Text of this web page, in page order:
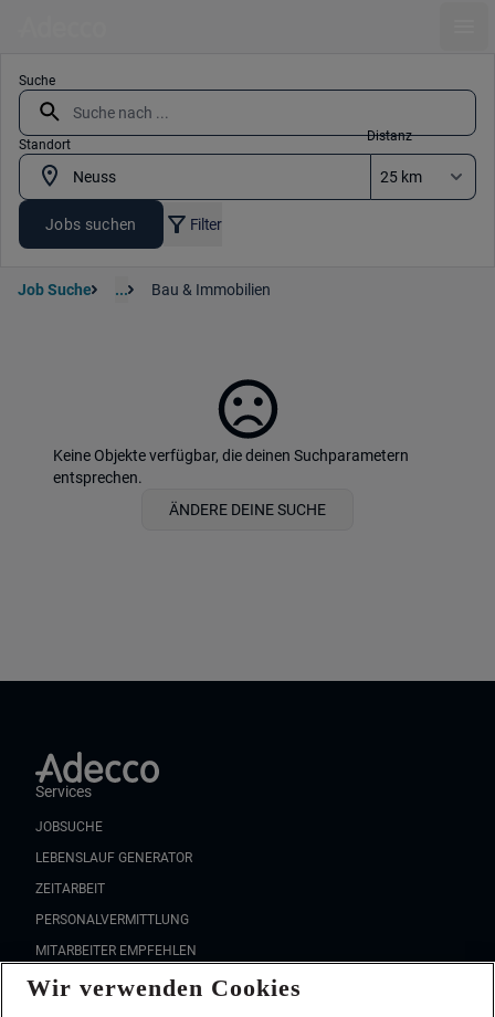
Suche
Standort
Distanz
Jobs suchen Filter
Job Suche ... Bau & Immobilien
Keine Objekte verfügbar, die deinen Suchparametern
entsprechen.
ÄNDERE DEINE SUCHE
Services
JOBSUCHE
LEBENSLAUF GENERATOR
ZEITARBEIT
PERSONALVERMITTLUNG
MITARBEITER EMPFEHLEN
FAQ
Wir stellen ein!
Wir verwenden Cookies